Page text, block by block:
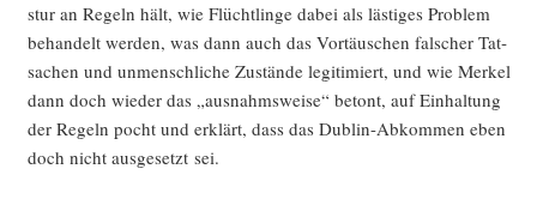
stur an Regeln hält, wie Flücht­lin­ge dabei als läs­ti­ges Pro­blem
behan­delt wer­den, was dann auch das Vor­täu­schen fal­scher Tat­
sa­chen und unmensch­li­che Zustän­de legi­ti­miert, und wie Mer­kel
dann doch wie­der das „aus­nahms­wei­se“ betont, auf Ein­hal­tung
der Regeln pocht und erklärt, dass das Dub­lin-Abkom­men eben
doch nicht aus­ge­setzt sei.